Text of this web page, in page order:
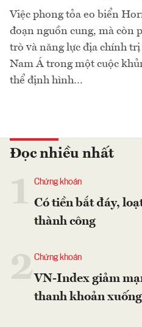
Việc phong tỏa eo biển
đoạn nguồn cung, mà còn
trò và năng lực địa chính
Nam Á trong một cuộc
thể định hình…
Đọc nhiều nhất
Chứng khoán
Có tiền bắt đáy,
thành công
2Chứng khoán
VN-Index giảm
thanh khoản